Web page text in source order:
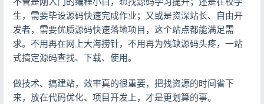
生，需要毕设源码快速完成作业；又或是资深站长、自由开
发者，需要优质源码快速落地项目，这个站点都能满足需
求。不用再在网上大海捞针，不用再为残缺源码头疼，一站
式搞定源码查找、下载、使用。
做技术、搞建站，效率真的很重要，把找资源的时间省下
来，放在代码优化、项目开发上，才是更划算的事。